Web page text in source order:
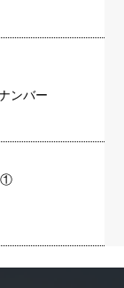
ンバー
①